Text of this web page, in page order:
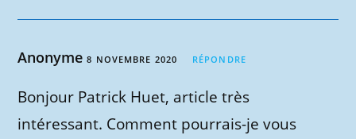
Anonyme8 NOVEMBRE 2020 RÉPONDRE
Bonjour Patrick Huet, article très
intéressant. Comment pourrais-je vous